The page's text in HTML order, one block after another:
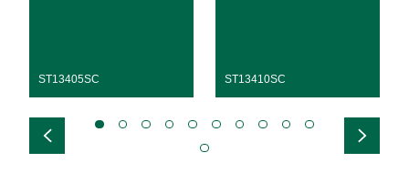
ST13405SC ST13410SC